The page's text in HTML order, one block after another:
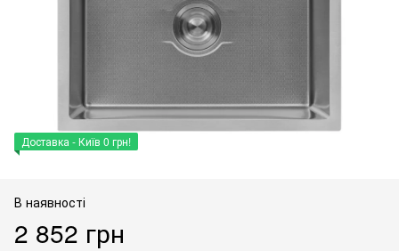
Доставка - Київ 0 грн!
В наявності
2 852 грн